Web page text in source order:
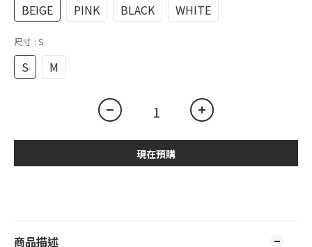
BEIGE PINK BLACK WHITE
尺寸 : S
S M
現在預購
商品描述